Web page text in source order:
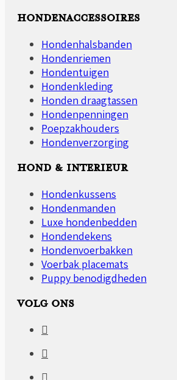
HONDENACCESSOIRES
Hondenhalsbanden
Hondenriemen
Hondentuigen
Hondenkleding
Honden draagtassen
Hondenpenningen
Poepzakhouders
Hondenverzorging
HOND & INTERIEUR
Hondenkussens
Hondenmanden
Luxe hondenbedden
Hondendekens
Hondenvoerbakken
Voerbak placemats
Puppy benodigdheden
VOLG ONS